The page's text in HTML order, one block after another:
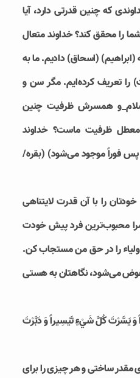
که چنین قدرتی دارد، آیا
را محقق کند؟ خداوند متعال
(ابراهیم) (اسحاق) دادیم. ما به
را تعریف کرده‌ایم. مگر سن و
همسرش ظرفیت چنین
ظرفیت ماست؟ خداوند
فوراً موجود می‌شود) (بقره/
را با آن قدرت لایتناهی
محبوب‌ترین فرد پیش خودت
را در حق من مستجاب کن.
عوض می‌شود، نگاهتان به هستی
وَ يَسَّرْتَ كُلَّ شَيْ‏ءٍ تَيْسِيراً وَ دَبَّرْتَ
مقدر ساختى و هر چیزی را برای